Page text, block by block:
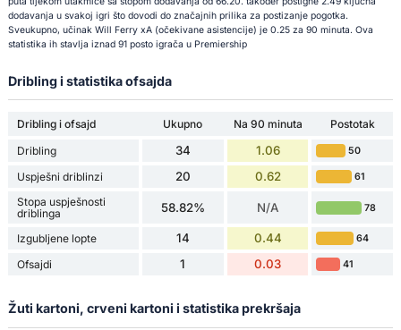
dodavanja u svakoj igri što dovodi do značajnih prilika za postizanje pogotka.
Sveukupno, učinak Will Ferry xA (očekivane asistencije) je 0.25 za 90 minuta. Ova
statistika ih stavlja iznad 91 posto igrača u Premiership
Dribling i statistika ofsajda
Dribling i ofsajd Ukupno Na 90 minuta
Postotak
Dribling
34 1.06 50
Uspješni driblinzi 20 0.62 61
Stopa uspješnosti
driblinga
58.82% N/A 78
Izgubljene lopte 14 0.44 64
Ofsajdi 1 0.03 41
Žuti kartoni, crveni kartoni i statistika prekršaja